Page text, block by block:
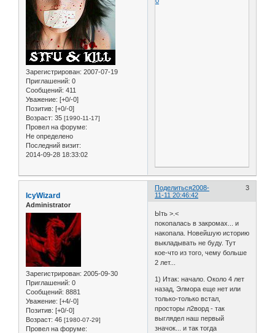
Зарегистрирован: 2007-07-19
Приглашений: 0
Сообщений: 411
Уважение: [+0/-0]
Позитив: [+0/-0]
Возраст: 35 [1990-11-17]
Провел на форуме:
Не определено
Последний визит:
2014-09-28 18:33:02
Поделиться 3
2008-
11-11 20:46:42
IcyWizard
Administrator
Зарегистрирован: 2005-09-30
Приглашений: 0
Сообщений: 8881
Уважение: [+4/-0]
Позитив: [+0/-0]
Возраст: 46 [1980-07-29]
Провел на форуме:
Ыть >.<
покопалась в закромах... и
накопала. Новейшую историю
выкладывать не буду. Тут
кое-что из того, чему больше
2 лет...
1) Итак: начало. Около 4 лет
назад, Элмора еще нет или
только-только встал,
просторы л2ворд - так
выглядел наш первый
значок... и так тогда